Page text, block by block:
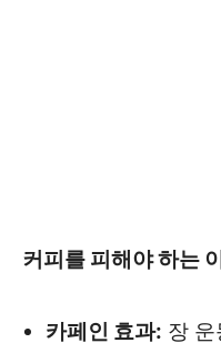
커피를 피해야 하는
카페인 효과: 장